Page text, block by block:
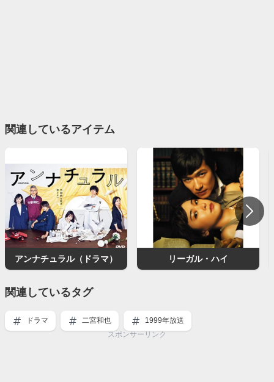
関連しているアイテム
アンナチュラル（ドラマ） リーガル・ハイ
関連しているタグ
ドラマ 二宮和也
1999年放送
スポンサーリンク